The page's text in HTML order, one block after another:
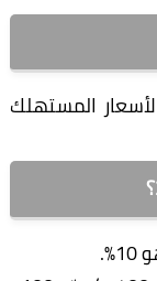
لأسعار المستهلك